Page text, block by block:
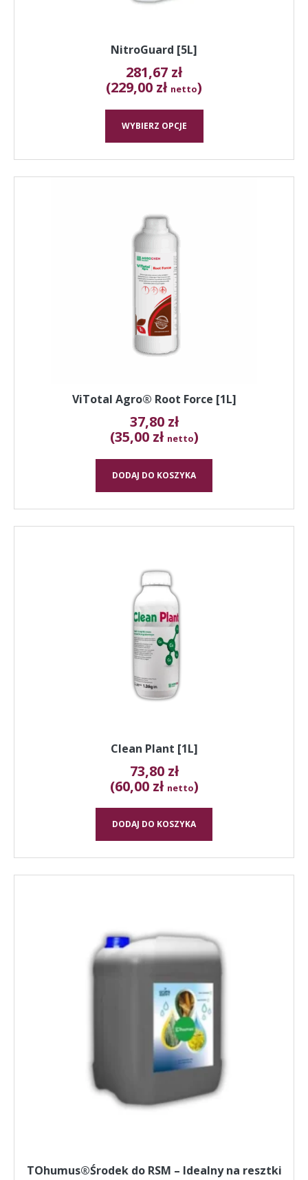
NitroGuard [5L]
281,67 zł
(229,00 zł netto)
WYBIERZ OPCJE
ViTotal Agro® Root Force [1L]
37,80 zł
(35,00 zł netto)
DODAJ DO KOSZYKA
Clean Plant [1L]
73,80 zł
(60,00 zł netto)
DODAJ DO KOSZYKA
TOhumus®Środek do RSM – Idealny na resztki
wariantów.
Opcje
wybrać
na
stronie
produktu